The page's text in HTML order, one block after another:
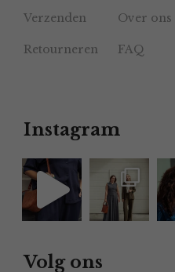
Verzenden Over ons
Retourneren FAQ
Instagram
Volg ons